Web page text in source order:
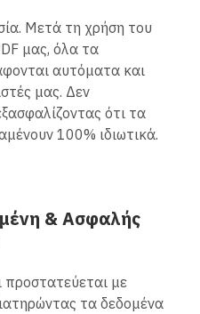
Μετά τη χρήση του
μας, όλα τα
αυτόματα και
μας. Δεν
ότι τα
100% ιδιωτικά.
& Ασφαλής
προστατεύεται με
τα δεδομένα